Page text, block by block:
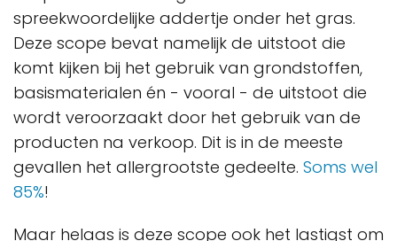
spreekwoordelijke addertje onder het gras.
Deze scope bevat namelijk de uitstoot die
komt kijken bij het gebruik van grondstoffen,
basismaterialen én - vooral - de uitstoot die
wordt veroorzaakt door het gebruik van de
producten na verkoop. Dit is in de meeste
gevallen het allergrootste gedeelte. Soms wel
85%!
Maar helaas is deze scope ook het lastigst om